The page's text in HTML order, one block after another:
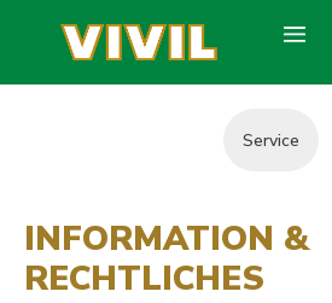
Zum Hauptinhalt springen
Service
INFORMATION &
RECHTLICHES